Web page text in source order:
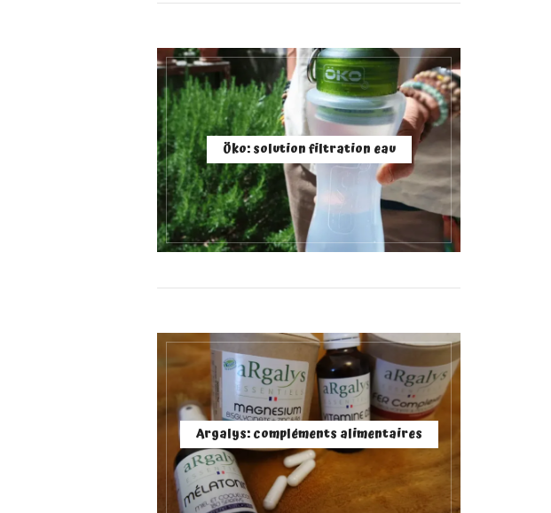
Öko: solution filtration eau
Argalys: compléments alimentaires